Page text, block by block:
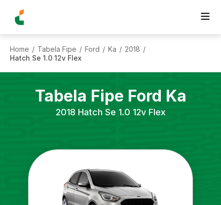
Home / Tabela Fipe / Ford / Ka / 2018 /
Hatch Se 1.0 12v Flex
Tabela Fipe Ford Ka
2018 Hatch Se 1.0 12v Flex